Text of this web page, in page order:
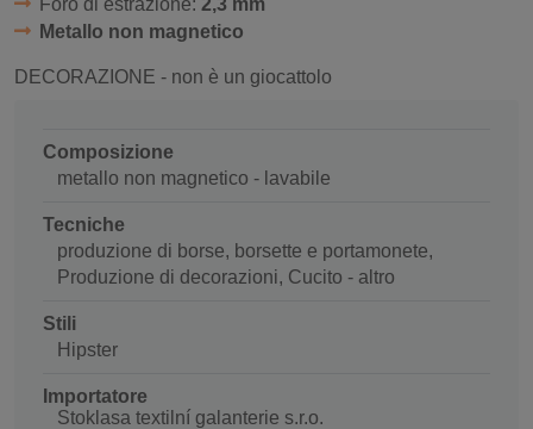
Foro di estrazione: 2,3 mm
Metallo non magnetico
DECORAZIONE - non è un giocattolo
Composizione
metallo non magnetico - lavabile
Tecniche
produzione di borse, borsette e portamonete,
Produzione di decorazioni, Cucito - altro
Stili
Hipster
Importatore
Stoklasa textilní galanterie s.r.o.